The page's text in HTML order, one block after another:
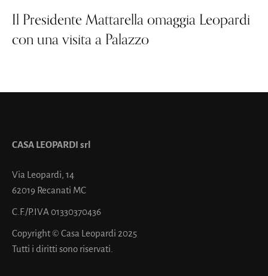
Il Presidente Mattarella omaggia Leopardi
con una visita a Palazzo
CASA LEOPARDI srl
Via Leopardi, 14
62019 Recanati MC
C.F./P.IVA 01330370436
Copyright © Casa Leopardi 2025
Tutti i diritti sono riservati.